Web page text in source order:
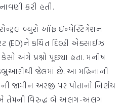
કરી હતી.
સેન્ટ્રલ બ્યુરો ઑફ ઇન્વેસ્ટિગેશન
(ED)ને કથિત દિલ્હી એક્સાઈઝ
અંગે પ્રશ્નો પૂછ્યા હતા. મનીષ
ફેબ્રુઆરીથી જેલમાં છે. આ મહિનાની
જામીન અરજી પર પોતાનો નિર્ણય
તેમની વિરુદ્ધ બે અલગ-અલગ